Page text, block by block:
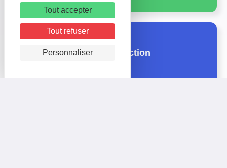
Nos agences de production
Tout accepter
Tout refuser
Personnaliser